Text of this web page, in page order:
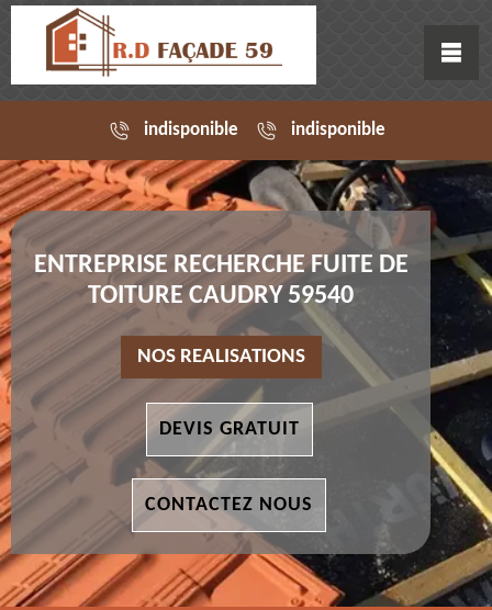
indisponible indisponible
ENTREPRISE RECHERCHE FUITE DE
TOITURE CAUDRY 59540
NOS REALISATIONS
DEVIS GRATUIT
CONTACTEZ NOUS